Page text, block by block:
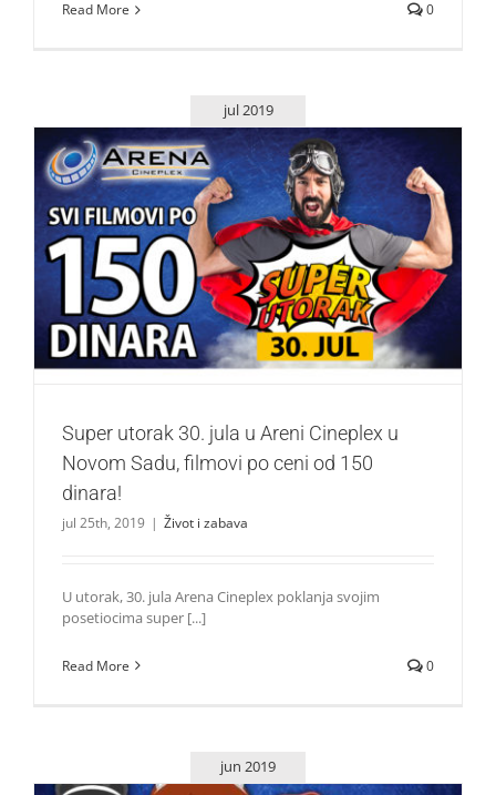
Read More 0
jul 2019
Super utorak 30. jula u Areni Cineplex u Novom Sadu,
filmovi po ceni od 150 dinara!
Život i zabava
Super utorak 30. jula u Areni Cineplex u
Novom Sadu, filmovi po ceni od 150
dinara!
jul 25th, 2019 | Život i zabava
U utorak, 30. jula Arena Cineplex poklanja svojim
posetiocima super [...]
Read More 0
jun 2019